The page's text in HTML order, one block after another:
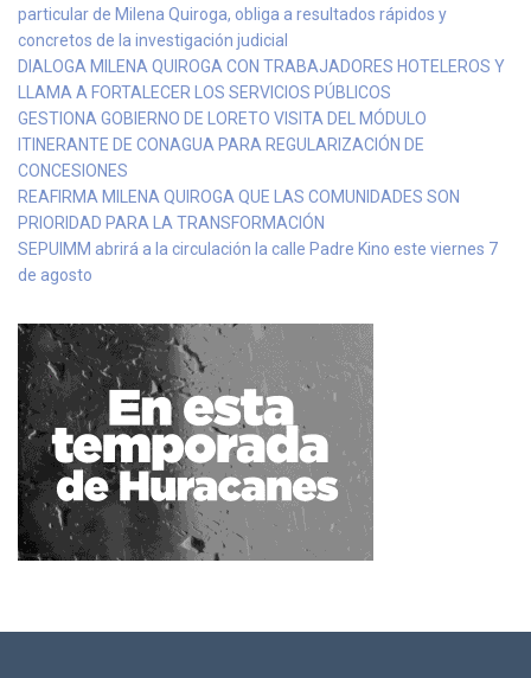
particular de Milena Quiroga, obliga a resultados rápidos y
concretos de la investigación judicial
DIALOGA MILENA QUIROGA CON TRABAJADORES HOTELEROS Y
LLAMA A FORTALECER LOS SERVICIOS PÚBLICOS
GESTIONA GOBIERNO DE LORETO VISITA DEL MÓDULO
ITINERANTE DE CONAGUA PARA REGULARIZACIÓN DE
CONCESIONES
REAFIRMA MILENA QUIROGA QUE LAS COMUNIDADES SON
PRIORIDAD PARA LA TRANSFORMACIÓN
SEPUIMM abrirá a la circulación la calle Padre Kino este viernes 7
de agosto